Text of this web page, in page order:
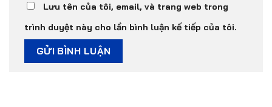
Lưu tên của tôi, email, và trang web trong
trình duyệt này cho lần bình luận kế tiếp của tôi.